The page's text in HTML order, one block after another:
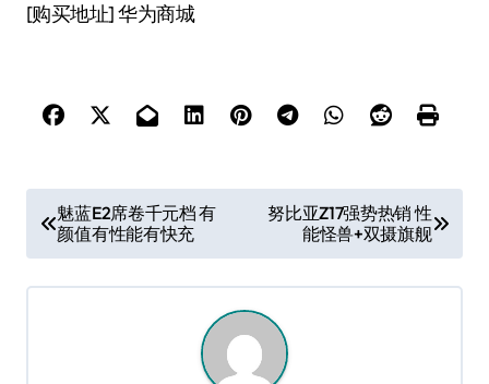
[购买地址] 华为商城
章
导
魅蓝E2席卷千元档 有
颜值有性能有快充
努比亚Z17强势热销 性
能怪兽+双摄旗舰